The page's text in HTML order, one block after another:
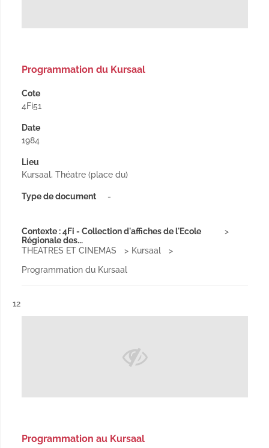
Programmation du Kursaal
Cote
4Fi51
Date
1984
Lieu
Kursaal, Théatre (place du)
Type de document -
Contexte : 4Fi - Collection d'affiches de l'Ecole
Régionale des...
THEATRES ET CINEMAS
Kursaal
Programmation du Kursaal
Résultat n°
12
Programmation au Kursaal